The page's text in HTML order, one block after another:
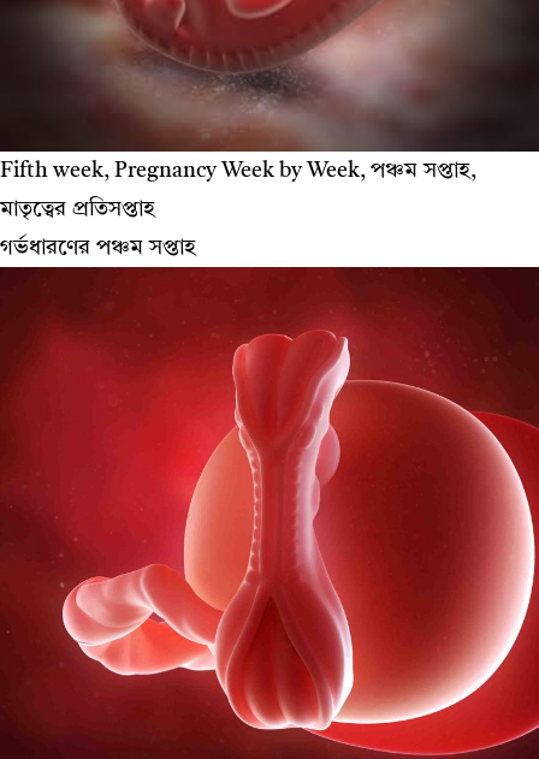
Fifth week, Pregnancy Week by Week, পঞ্চম সপ্তাহ,
মাতৃত্বের প্রতিসপ্তাহ
গর্ভধারণের পঞ্চম সপ্তাহ